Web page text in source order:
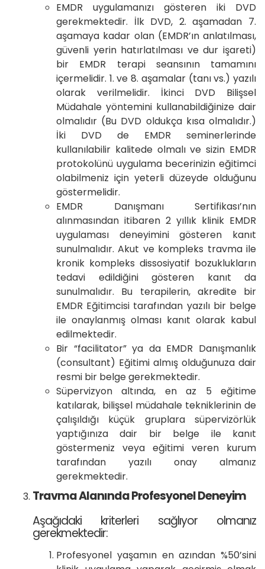
EMDR uygulamanızı gösteren iki DVD
gerekmektedir. İlk DVD, 2. aşamadan 7.
aşamaya kadar olan (EMDR’ın anlatılması,
güvenli yerin hatırlatılması ve dur işareti)
bir EMDR terapi seansının tamamını
içermelidir. 1. ve 8. aşamalar (tanı vs.) yazılı
olarak verilmelidir. İkinci DVD Bilişsel
Müdahale yöntemini kullanabildiğinize dair
olmalıdır (Bu DVD oldukça kısa olmalıdır.)
İki DVD de EMDR seminerlerinde
kullanılabilir kalitede olmalı ve sizin EMDR
protokolünü uygulama becerinizin eğitimci
olabilmeniz için yeterli düzeyde olduğunu
göstermelidir.
EMDR Danışmanı Sertifikası’nın
alınmasından itibaren 2 yıllık klinik EMDR
uygulaması deneyimini gösteren kanıt
sunulmalıdır. Akut ve kompleks travma ile
kronik kompleks dissosiyatif bozuklukların
tedavi edildiğini gösteren kanıt da
sunulmalıdır. Bu terapilerin, akredite bir
EMDR Eğitimcisi tarafından yazılı bir belge
ile onaylanmış olması kanıt olarak kabul
edilmektedir.
Bir “facilitator” ya da EMDR Danışmanlık
(consultant) Eğitimi almış olduğunuza dair
resmi bir belge gerekmektedir.
Süpervizyon altında, en az 5 eğitime
katılarak, bilişsel müdahale tekniklerinin de
çalışıldığı küçük gruplara süpervizörlük
yaptığınıza dair bir belge ile kanıt
göstermeniz veya eğitimi veren kurum
tarafından yazılı onay almanız
gerekmektedir.
Travma Alanında Profesyonel Deneyim
Aşağıdaki kriterleri sağlıyor olmanız
gerekmektedir:
Profesyonel yaşamın en azından %50’sini